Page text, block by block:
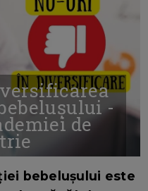
-
de
bebelușului este